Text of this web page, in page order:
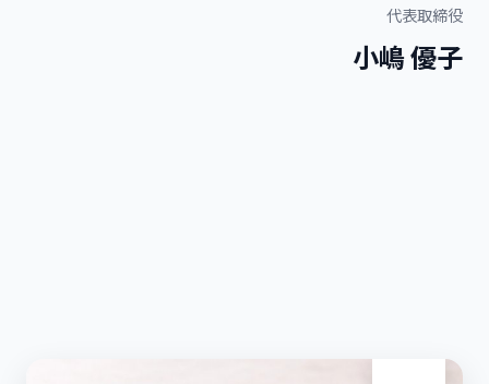
代表取締役
小嶋 優子